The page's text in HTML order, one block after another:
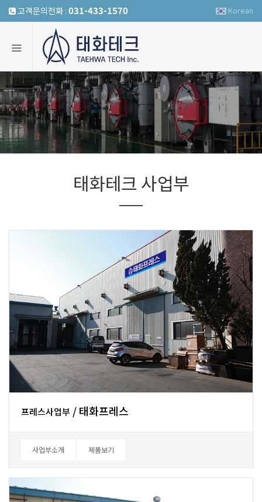
고객문의전화: 031-433-1570 Korean
태화테크사업부
프레스사업부 /태화프레스
사업부소개 제품보기